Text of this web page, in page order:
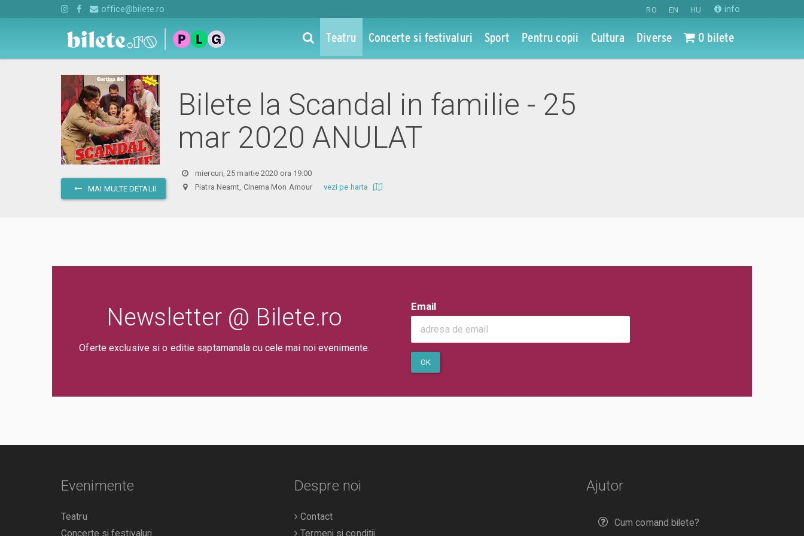
RO EN HU info
office@bilete.ro
Teatru Concerte si festivaluri Sport Pentru copii Cultura Diverse 0 bilete
MAI MULTE DETALII
Bilete la Scandal in familie - 25
mar 2020 ANULAT
miercuri, 25 martie 2020 ora 19:00
Piatra Neamt, Cinema Mon Amour vezi pe harta
Newsletter @ Bilete.ro
Oferte exclusive si o editie saptamanala cu cele mai noi evenimente.
Email
OK
Ajutor
Cum comand bilete?
Evenimente
Teatru
Concerte si festivaluri
Despre noi
Contact
Termeni si conditii